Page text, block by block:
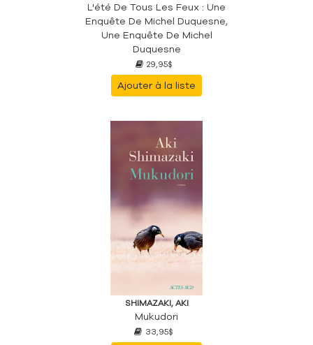
L'été De Tous Les Feux : Une
Enquête De Michel Duquesne,
Une Enquête De Michel
Duquesne
29,95$
Ajouter à la liste
SHIMAZAKI, AKI
Mukudori
33,95$